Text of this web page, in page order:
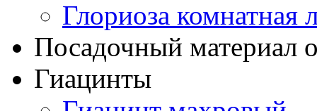
Глориоза комнатная
Посадочный материал
Гиацинты